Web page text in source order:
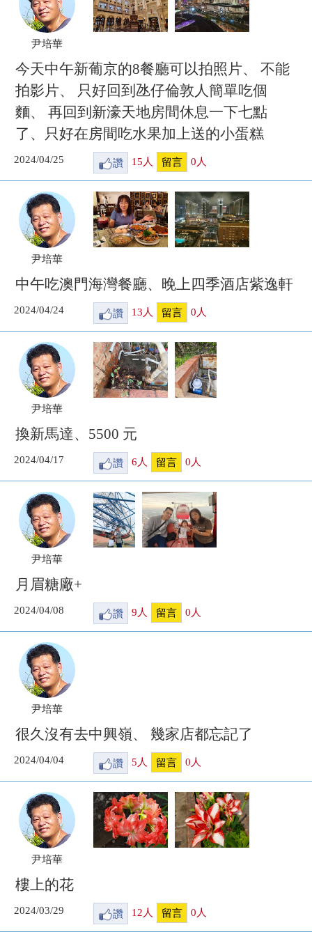
尹培華
今天中午新葡京的8餐廳可以拍照片、 不能
拍影片、 只好回到氹仔倫敦人簡單吃個
麵、 再回到新濠天地房間休息一下七點
了、只好在房間吃水果加上送的小蛋糕
2024/04/25 讚 15 人 留言 0 人
尹培華
中午吃澳門海灣餐廳、晚上四季酒店紫逸軒
2024/04/24 讚 13 人 留言 0 人
尹培華
換新馬達、5500 元
2024/04/17 讚 6 人 留言 0 人
尹培華
月眉糖廠+
2024/04/08 讚 9 人 留言 0 人
尹培華
很久沒有去中興嶺、 幾家店都忘記了
2024/04/04 讚 5人 留言 0人
尹培華
樓上的花
2024/03/29 讚 12 人 留言 0 人